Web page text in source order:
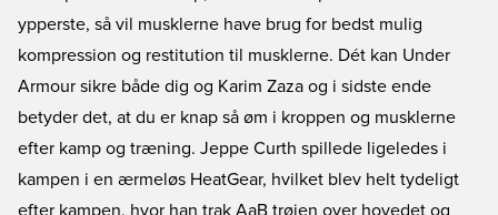
ypperste, så vil musklerne have brug for bedst mulig
kompression og restitution til musklerne. Dét kan Under
Armour sikre både dig og Karim Zaza og i sidste ende
betyder det, at du er knap så øm i kroppen og musklerne
efter kamp og træning. Jeppe Curth spillede ligeledes i
kampen i en ærmeløs HeatGear, hvilket blev helt tydeligt
efter kampen, hvor han trak AaB trøjen over hovedet og